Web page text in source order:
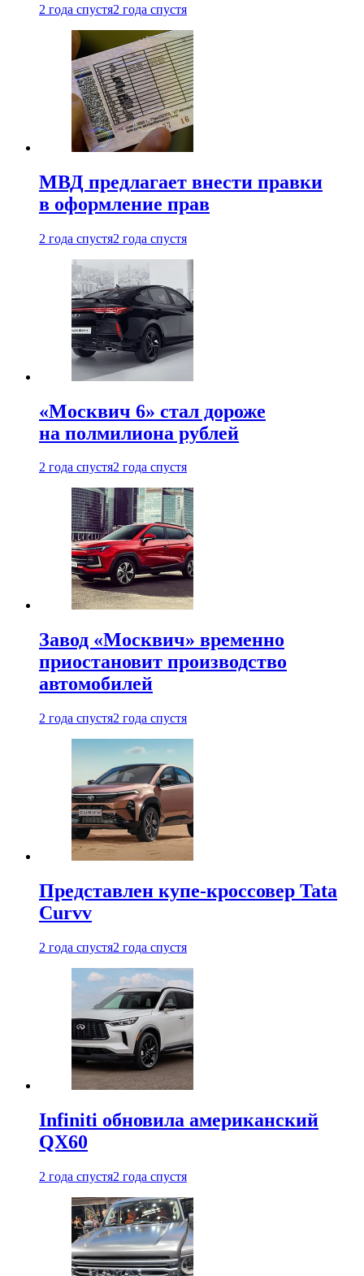
2 года спустя2 года спустя
МВД предлагает внести правки
в оформление прав
2 года спустя2 года спустя
«Москвич 6» стал дороже
на полмилиона рублей
2 года спустя2 года спустя
Завод «Москвич» временно
приостановит производство
автомобилей
2 года спустя2 года спустя
Представлен купе-кроссовер Tata
Curvv
2 года спустя2 года спустя
Infiniti обновила американский
QX60
2 года спустя2 года спустя